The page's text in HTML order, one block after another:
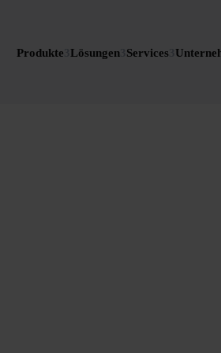
Produkte Lösungen Services
Zeige